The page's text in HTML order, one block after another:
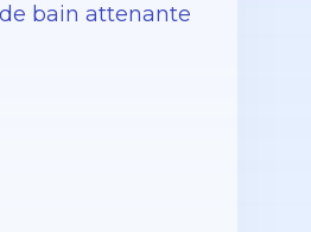
bain attenante